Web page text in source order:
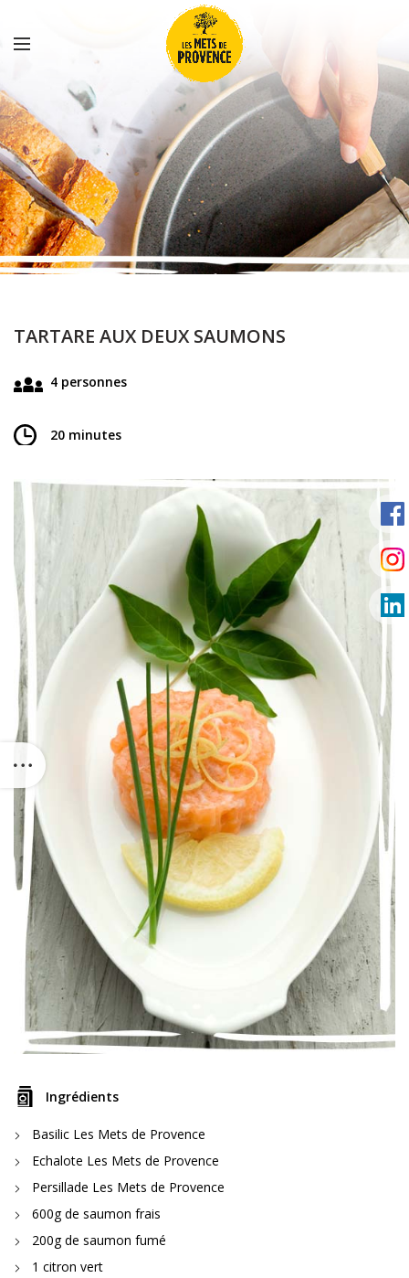
TARTARE AUX DEUX SAUMONS
4 personnes
20 minutes
Ingrédients
Basilic Les Mets de Provence
Echalote Les Mets de Provence
Persillade Les Mets de Provence
600g de saumon frais
200g de saumon fumé
1 citron vert